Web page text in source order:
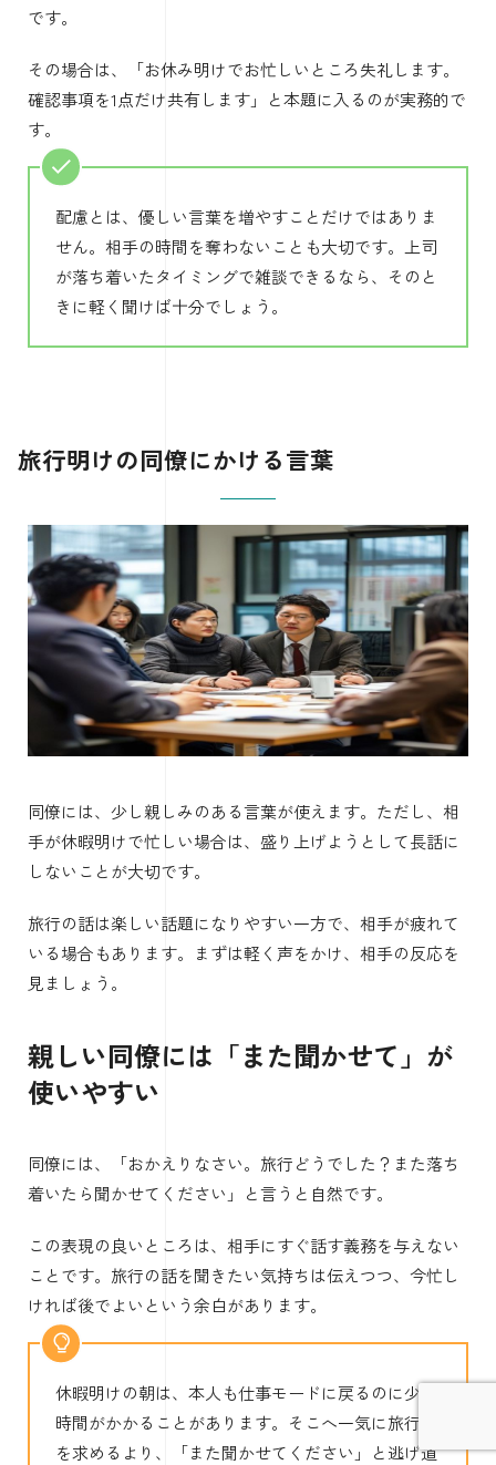
です。
その場合は、「お休み明けでお忙しいところ失礼します。
確認事項を1点だけ共有します」と本題に入るのが実務的で
す。
配慮とは、優しい言葉を増やすことだけではありま
せん。相手の時間を奪わないことも大切です。上司
が落ち着いたタイミングで雑談できるなら、そのと
きに軽く聞けば十分でしょう。
旅行明けの同僚にかける言葉
同僚には、少し親しみのある言葉が使えます。ただし、相
手が休暇明けで忙しい場合は、盛り上げようとして長話に
しないことが大切です。
旅行の話は楽しい話題になりやすい一方で、相手が疲れて
いる場合もあります。まずは軽く声をかけ、相手の反応を
見ましょう。
親しい同僚には「また聞かせて」が
使いやすい
同僚には、「おかえりなさい。旅行どうでした？また落ち
着いたら聞かせてください」と言うと自然です。
この表現の良いところは、相手にすぐ話す義務を与えない
ことです。旅行の話を聞きたい気持ちは伝えつつ、今忙し
ければ後でよいという余白があります。
休暇明けの朝は、本人も仕事モードに戻るのに少し
時間がかかることがあります。そこへ一気に旅行話
を求めるより、「また聞かせてください」と逃げ道